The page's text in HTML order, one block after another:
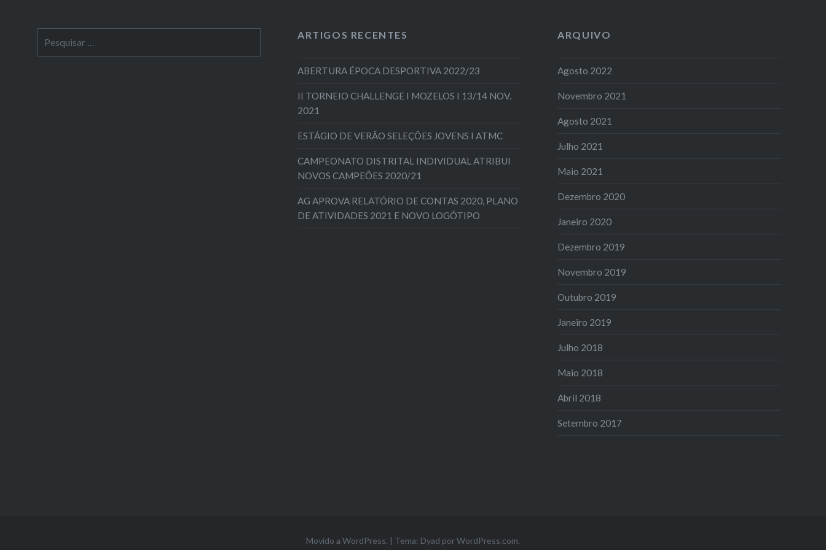
por:
ARTIGOS RECENTES
ABERTURA ÉPOCA DESPORTIVA 2022/23
II TORNEIO CHALLENGE I MOZELOS I 13/14 NOV.
2021
ESTÁGIO DE VERÃO SELEÇÕES JOVENS I ATMC
CAMPEONATO DISTRITAL INDIVIDUAL ATRIBUI
NOVOS CAMPEÕES 2020/21
AG APROVA RELATÓRIO DE CONTAS 2020, PLANO
DE ATIVIDADES 2021 E NOVO LOGÓTIPO
ARQUIVO
Agosto 2022
Novembro 2021
Agosto 2021
Julho 2021
Maio 2021
Dezembro 2020
Janeiro 2020
Dezembro 2019
Novembro 2019
Outubro 2019
Janeiro 2019
Julho 2018
Maio 2018
Abril 2018
Setembro 2017
Movido a WordPress. | Tema: Dyad porWordPress.com.